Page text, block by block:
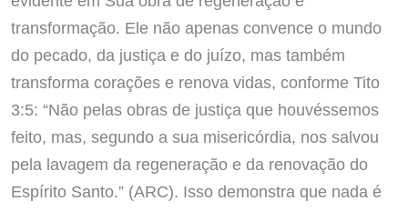
transformação. Ele não apenas convence o mundo
do pecado, da justiça e do juízo, mas também
transforma corações e renova vidas, conforme Tito
3:5: “Não pelas obras de justiça que houvéssemos
feito, mas, segundo a sua misericórdia, nos salvou
pela lavagem da regeneração e da renovação do
Espírito Santo.” (ARC). Isso demonstra que nada é